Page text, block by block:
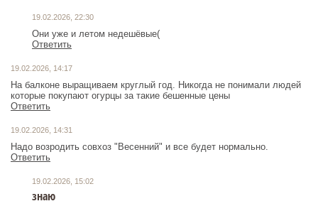
19.02.2026, 22:30
Они уже и летом недешёвые(
Ответить
19.02.2026, 14:17
На балконе выращиваем круглый год. Никогда не понимали людей
которые покупают огурцы за такие бешенные цены
Ответить
19.02.2026, 14:31
Надо возродить совхоз "Весенний" и все будет нормально.
Ответить
19.02.2026, 15:02
знаю